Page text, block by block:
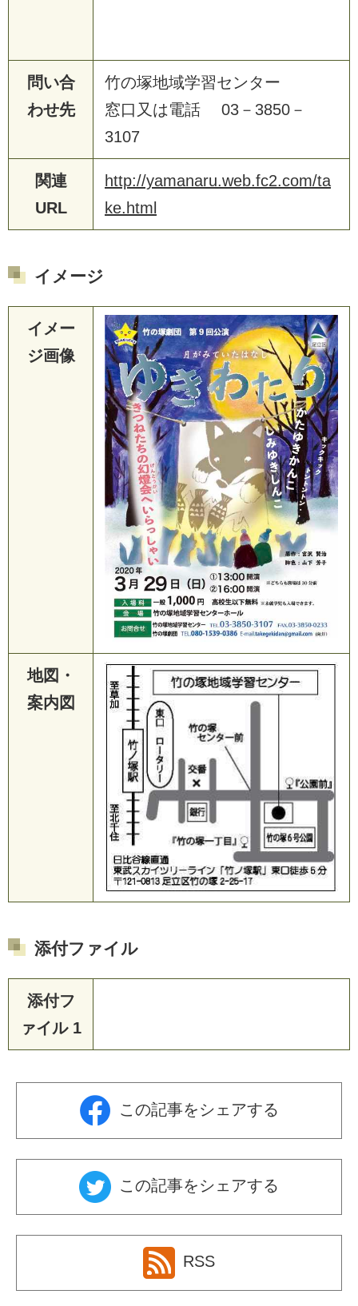
問い合
わせ先
竹の塚地域学習センター
窓口又は電話 03－3850－
3107
関連
URL
http://yamanaru.web.fc2.com/ta
ke.html
イメージ
イメー
ジ画像
地図・
案内図
添付ファイル
添付フ
ァイル 1
この記事をシェアする
この記事をシェアする
RSS